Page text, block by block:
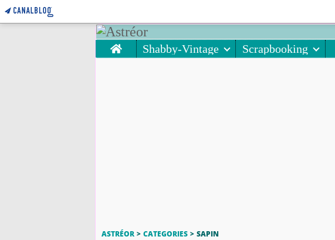
Home Shabby-Vintage Scrapbooking
ASTRÉOR > CATEGORIES > SAPIN